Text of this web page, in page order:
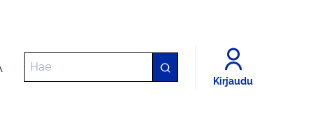
Kirjaudu